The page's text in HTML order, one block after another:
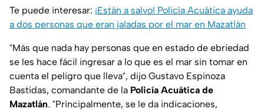
Te puede interesar: ¡Están a salvo! Policía Acuática ayuda
a dos personas que eran jaladas por el mar en Mazatlán
"Más que nada hay personas que en estado de ebriedad
se les hace fácil ingresar a lo que es el mar sin tomar en
cuenta el peligro que lleva", dijo Gustavo Espinoza
Bastidas, comandante de la Policía Acuática de
Mazatlán. "Principalmente, se le da indicaciones,